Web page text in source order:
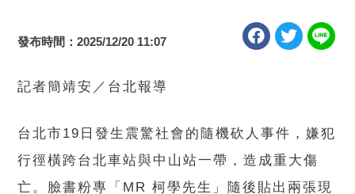
發布時間：2025/12/20 11:07
記者簡靖安／台北報導
台北市19日發生震驚社會的隨機砍人事件，嫌犯
行徑橫跨台北車站與中山站一帶，造成重大傷
亡。臉書粉專「MR 柯學先生」隨後貼出兩張現